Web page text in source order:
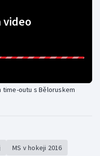
video
time-outu s Běloruskem
MS v hokeji 2016